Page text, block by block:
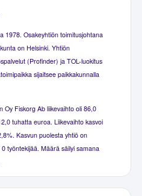
1978. Osakeyhtiön toimitusjohtana
on Helsinki. Yhtiön
(Profinder) ja TOL-luokitus
sijaitsee paikkakunnalla
Oy Fiskorg Ab liikevaihto oli 86,0
tuhatta euroa. Liikevaihto kasvoi
Kasvun puolesta yhtiö on
työntekijää. Määrä säilyi samana